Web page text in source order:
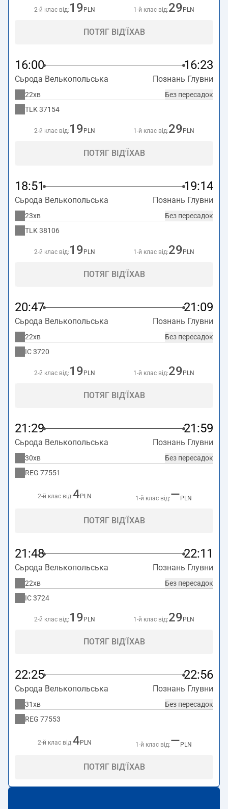
2-й клас від: 19 PLN 1-й клас від:29 PLN
ПОТЯГ ВІД'ЇХАВ
16:00 16:23
Сьрода Велькопольська Познань Глувни
Без пересадок
22хв
TLK 37154
2-й клас від: 19 PLN 1-й клас від:29 PLN
ПОТЯГ ВІД'ЇХАВ
18:51 19:14
Сьрода Велькопольська Познань Глувни
Без пересадок
23хв
TLK 38106
2-й клас від: 19 PLN 1-й клас від:29 PLN
ПОТЯГ ВІД'ЇХАВ
20:47 21:09
Сьрода Велькопольська Познань Глувни
Без пересадок
22хв
IC3720
2-й клас від: 19 PLN 1-й клас від:29 PLN
ПОТЯГ ВІД'ЇХАВ
21:29 21:59
Сьрода Велькопольська Познань Глувни
Без пересадок
30хв
REG 77551
2-й клас від:4 PLN 1-й клас від:— PLN
ПОТЯГ ВІД'ЇХАВ
21:48 22:11
Сьрода Велькопольська Познань Глувни
Без пересадок
22хв
IC3724
2-й клас від: 19 PLN 1-й клас від:29 PLN
ПОТЯГ ВІД'ЇХАВ
22:25 22:56
Сьрода Велькопольська Познань Глувни
Без пересадок
31хв
REG 77553
2-й клас від:4 PLN 1-й клас від:— PLN
ПОТЯГ ВІД'ЇХАВ